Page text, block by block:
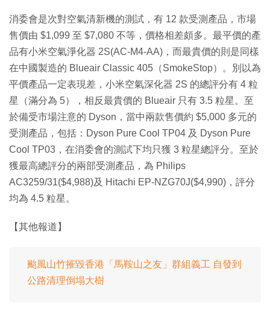
消委會是次對空氣清新機的測試，有 12 款受測產品，市場
售價由 $1,099 至 $7,080 不等，價格相差頗多。最平價的產
品有小米空氣淨化器 2S(AC-M4-AA)，而最貴價的則是同樣
在中國製造的 Blueair Classic 405（SmokeStop）。別以為
平價產品一定表現差，小米空氣深化器 2S 的總評分有 4 粒
星（滿分為 5），相反最貴價的 Blueair 只有 3.5 粒星。至
於備受市場注意的 Dyson，當中兩款售價約 $5,000 多元的
受測產品，包括：Dyson Pure Cool TP04 及 Dyson Pure
Cool TP03，在消委會的測試下均只獲 3 粒星總評分。至於
獲最高總評分的兩部受測產品，為 Philips
AC3259/31($4,988)及 Hitachi EP-NZG70J($4,990)，評分
均為 4.5 粒星。
【其他報道】
颱風山竹摧毀香港「馬鞍山之友」群組義工 自發到
公路清理倒塌大樹